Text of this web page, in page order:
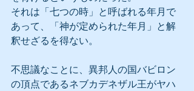
それは「七つの時」と呼ばれる年月で
あって、「神が定められた年月」と解
釈せざるを得ない。
不思議なことに、異邦人の国バビロン
の頂点であるネブカデネザル王がヤハ